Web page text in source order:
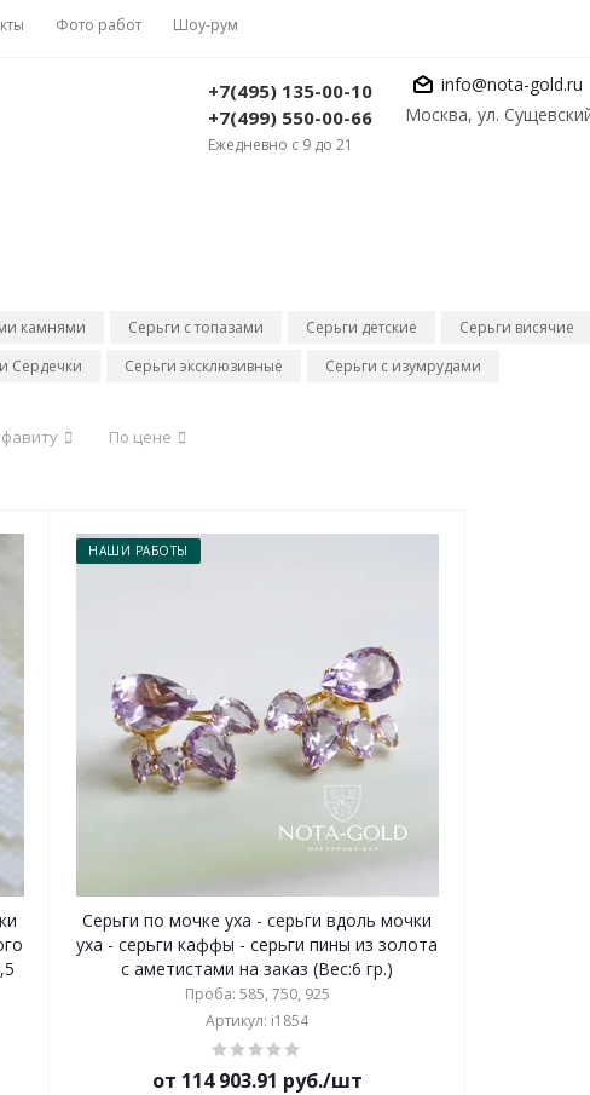
Фото работ Шоу-рум
+7(495) 135-00-10
+7(499) 550-00-66
Ежедневно с 9 до 21
info@nota-gold.ru
Москва, ул.
камнями Серьги с топазами Серьги детские Серьги висячие
Сердечки Серьги эксклюзивные Серьги с изумрудами
По цене
НАШИ РАБОТЫ
Серьги по мочке уха - серьги вдоль мочки
уха - серьги каффы - серьги пины из золота
с аметистами на заказ (Вес:6 гр.)
Проба: 585, 750, 925
Артикул: i1854
от 114 903.91 руб./шт